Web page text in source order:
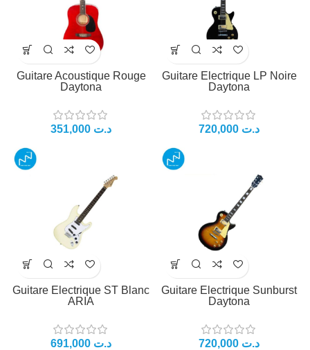
Guitare Acoustique Rouge
Daytona
د.ت
Guitare Electrique LP Noire
Daytona
د.ت
Guitare Electrique ST Blanc
ARIA
د.ت
Guitare Electrique Sunburst
Daytona
د.ت